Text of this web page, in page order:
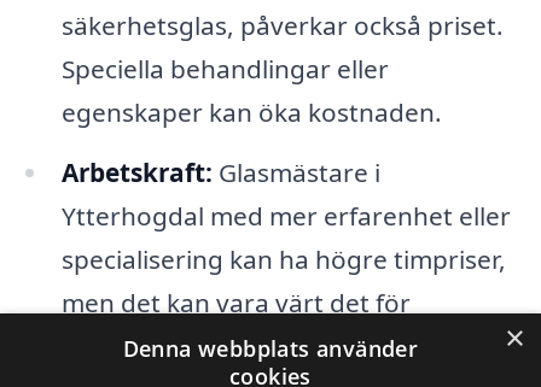
säkerhetsglas, påverkar också priset.
Speciella behandlingar eller
egenskaper kan öka kostnaden.
Arbetskraft: Glasmästare i
Ytterhogdal med mer erfarenhet eller
specialisering kan ha högre timpriser,
men det kan vara värt det för
kvaliteten som erbjuds.
×
Denna webbplats använder
cookies